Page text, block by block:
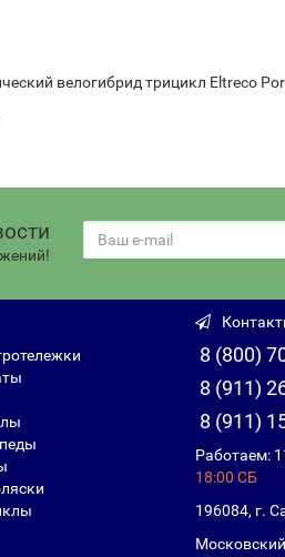
велогибрид трицикл Eltreco
8 (800)
8 (911)
8 (911)
Работаем:
18:00 СБ
196084, г.